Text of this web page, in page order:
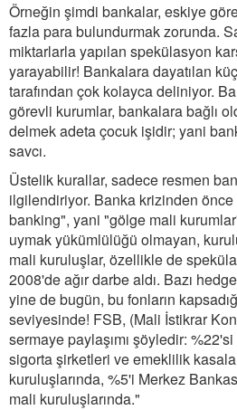
Örneğin şimdi bankalar, eskiye
fazla para bulundurmak zorunda.
miktarlarla yapılan spekülasyon
yarayabilir! Bankalara dayatılan
tarafından çok kolayca deliniyor.
görevli kurumlar, bankalara bağlı
delmek adeta çocuk işidir; yani
savcı.
Üstelik kurallar, sadece resmen
ilgilendiriyor. Banka krizinden
banking", yani "gölge mali
uymak yükümlülüğü olmayan,
mali kuruluşlar, özellikle de
2008'de ağır darbe aldı. Bazı
yine de bugün, bu fonların
seviyesinde! FSB, (Mali İstikrar
sermaye paylaşımı şöyledir:
sigorta şirketleri ve emeklilik
kuruluşlarında, %5'i Merkez
mali kuruluşlarında."